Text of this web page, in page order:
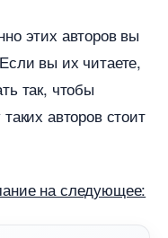
этих авторов вы
вы их читаете,
так, чтобы
авторов стоит
на следующее: